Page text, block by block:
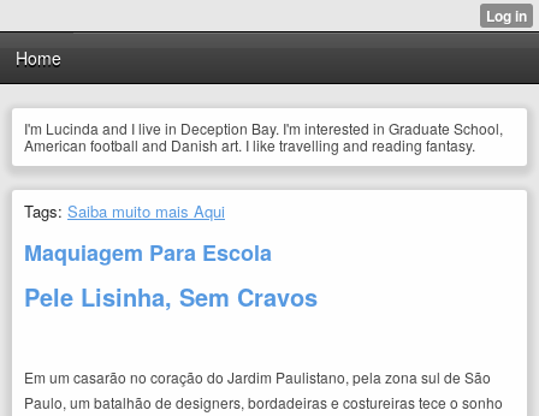
Home
I'm Lucinda and I live in Deception Bay. I'm interested in Graduate School,
American football and Danish art. I like travelling and reading fantasy.
Tags: Saiba muito mais Aqui
Maquiagem Para Escola
Pele Lisinha, Sem Cravos
Em um casarão no coração do Jardim Paulistano, pela zona sul de São
Paulo, um batalhão de designers, bordadeiras e costureiras tece o sonho